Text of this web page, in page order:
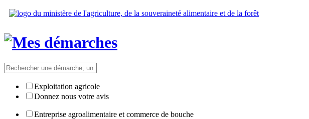
Exploitation agricole
Donnez nous votre avis
Entreprise agroalimentaire et commerce de bouche